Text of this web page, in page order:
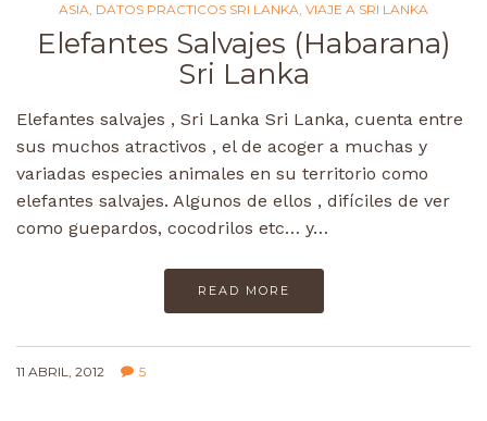
ASIA, DATOS PRACTICOS SRI LANKA, VIAJE A SRI LANKA
Elefantes Salvajes (Habarana)
Sri Lanka
Elefantes salvajes , Sri Lanka Sri Lanka, cuenta entre
sus muchos atractivos , el de acoger a muchas y
variadas especies animales en su territorio como
elefantes salvajes. Algunos de ellos , difíciles de ver
como guepardos, cocodrilos etc… y…
READ MORE
11 ABRIL, 2012 5